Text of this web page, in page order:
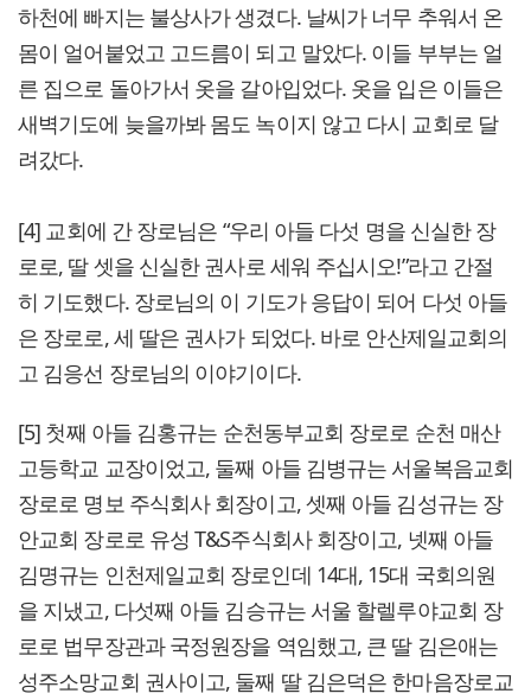
하천에 빠지는 불상사가 생겼다. 날씨가 너무 추워서 온
몸이 얼어붙었고 고드름이 되고 말았다. 이들 부부는 얼
른 집으로 돌아가서 옷을 갈아입었다. 옷을 입은 이들은
새벽기도에 늦을까봐 몸도 녹이지 않고 다시 교회로 달
려갔다.
[4] 교회에 간 장로님은 “우리 아들 다섯 명을 신실한 장
로로, 딸 셋을 신실한 권사로 세워 주십시오!”라고 간절
히 기도했다. 장로님의 이 기도가 응답이 되어 다섯 아들
은 장로로, 세 딸은 권사가 되었다. 바로 안산제일교회의
고 김응선 장로님의 이야기이다.
[5] 첫째 아들 김홍규는 순천동부교회 장로로 순천 매산
고등학교 교장이었고, 둘째 아들 김병규는 서울복음교회
장로로 명보 주식회사 회장이고, 셋째 아들 김성규는 장
안교회 장로로 유성 T&S주식회사 회장이고, 넷째 아들
김명규는 인천제일교회 장로인데 14대, 15대 국회의원
을 지냈고, 다섯째 아들 김승규는 서울 할렐루야교회 장
로로 법무장관과 국정원장을 역임했고, 큰 딸 김은애는
성주소망교회 권사이고, 둘째 딸 김은덕은 한마음장로교